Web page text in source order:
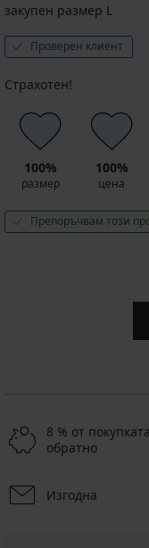
закупен размер L
Проверен клиент
Страхотен!
100%
размер
100%
цена
Препоръчвам този
8 % от покупката
обратно
Изгодна